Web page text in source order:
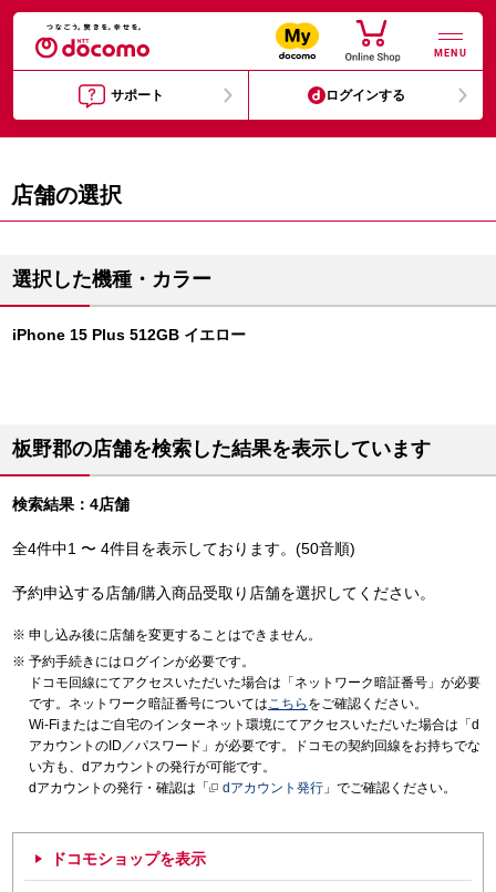
MENU
サポート ログインする
店舗の選択
選択した機種・カラー
iPhone 15 Plus 512GB イエロー
板野郡の店舗を検索した結果を表示しています
検索結果：4店舗
全4件中1 〜 4件目を表示しております。(50音順)
予約申込する店舗/購入商品受取り店舗を選択してください。
申し込み後に店舗を変更することはできません。
予約手続きにはログインが必要です。
ドコモ回線にてアクセスいただいた場合は「ネットワーク暗証番号」が必要
です。ネットワーク暗証番号についてはこちら をご確認ください。
Wi-Fiまたはご自宅のインターネット環境にてアクセスいただいた場合は「d
アカウントのID／パスワード」が必要です。ドコモの契約回線をお持ちでな
い方も、dアカウントの発行が可能です。
dアカウントの発行・確認は「
dアカウント発行 」でご確認ください。
ドコモショップを表示